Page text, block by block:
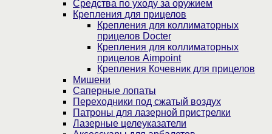
Средства по уходу за оружием
Крепления для прицелов
Крепления для коллиматорных
прицелов Docter
Крепления для коллиматорных
прицелов Aimpoint
Крепления Кочевник для прицелов
Мишени
Саперные лопаты
Переходники под сжатый воздух
Патроны для лазерной пристрелки
Лазерные целеуказатели